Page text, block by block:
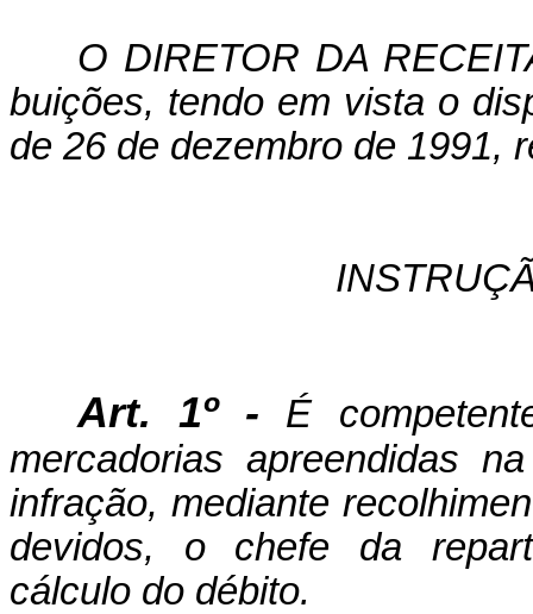
O DIRETOR DA
buições, tendo em vista o
de 26 de dezembro de 1991,
Art. 1º - É
mercadorias apreendidas
infração, mediante
devidos, o chefe da
cálculo do débito.